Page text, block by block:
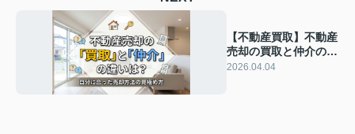
【不動産買取】不動産
売却の買取と仲介の違
いは？自分に合った売
2026.04.04